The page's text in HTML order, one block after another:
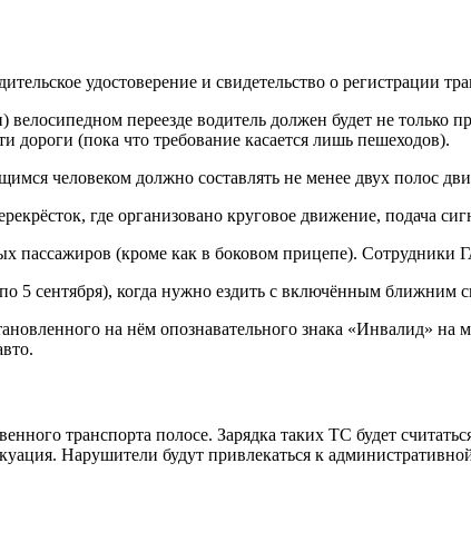
удостоверение и свидетельство о регистрации
переезде водитель должен будет не только
дороги (пока что требование касается лишь пешеходов).
человеком должно составлять не менее двух полос
где организовано круговое движение, подача
пассажиров (кроме как в боковом прицепе). Сотрудники
5 сентября), когда нужно ездить с включённым ближним
на нём опознавательного знака «Инвалид»
транспорта полосе. Зарядка таких ТС будет
Нарушители будут привлекаться к